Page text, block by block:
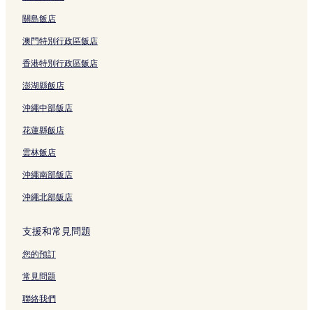
關島飯店
澳門特別行政區飯店
香港特別行政區飯店
澎湖縣飯店
沖繩中部飯店
花蓮縣飯店
雲林飯店
沖繩南部飯店
沖繩北部飯店
支援和常見問題
您的預訂
常見問題
聯絡我們